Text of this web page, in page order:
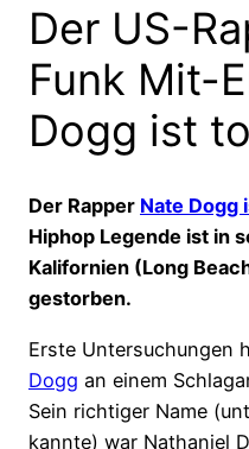
Der US-
Funk Mit-
Dogg ist
Der Rapper Nate Dogg
Hiphop Legende ist in
Kalifornien (Long
gestorben.
Erste Untersuchungen
Dogg an einem
Sein richtiger Name
kannte) war Nathaniel